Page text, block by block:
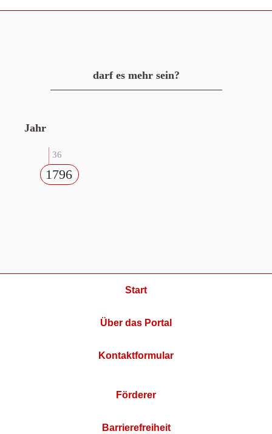
darf es mehr sein?
Jahr
36
1796
Start
Über das Portal
Kontaktformular
Förderer
Barrierefreiheit